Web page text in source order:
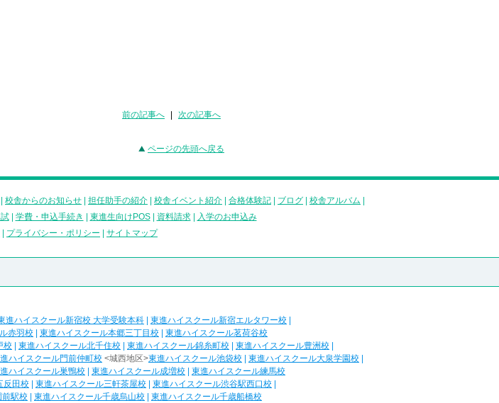
前の記事へ 次の記事へ
ページの先頭へ戻る
校舎からのお知らせ 担任助手の紹介 校舎イベント紹介 合格体験記 ブログ 校舎アルバム
| 学費・申込手続き 東進生向けPOS| 資料請求|
入学のお申込み
プライバシー・ポリシー サイトマップ
進ハイスクール新宿校 大学受験本科 東進ハイスクール新宿エルタワー校
赤羽校 東進ハイスクール本郷三丁目校
東進ハイスクール茗荷谷校
校 東進ハイスクール北千住校 東進ハイスクール錦糸町校 東進ハイスクール豊洲校
ハイスクール門前仲町校 <城西地区>東進ハイスクール池袋校 東進ハイスクール大泉学園校
ハイスクール巣鴨校 東進ハイスクール成増校
東進ハイスクール練馬校
反田校 東進ハイスクール三軒茶屋校 東進ハイスクール渋谷駅西口校
前駅校 東進ハイスクール千歳烏山校
東進ハイスクール千歳船橋校